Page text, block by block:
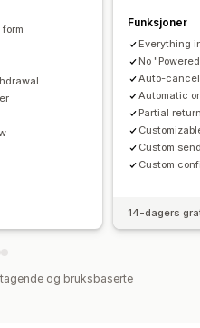
Funksjoner
Everything
No
Auto-
Automatic
Partial
Custom
Custom
14-dagers
og bruksbaserte